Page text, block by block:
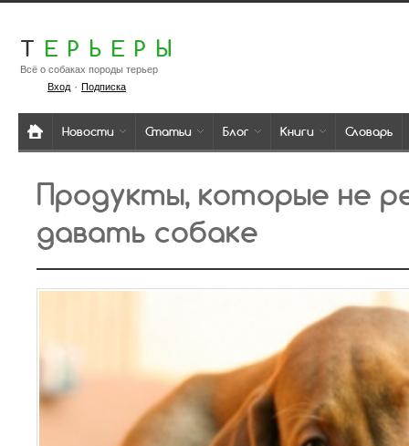
Т ЕРЬЕРЫ
Всё о собаках породы терьер
Вход· Подписка
Новости Статьи Блог Книги Словарь
Продукты, которые не
давать собаке